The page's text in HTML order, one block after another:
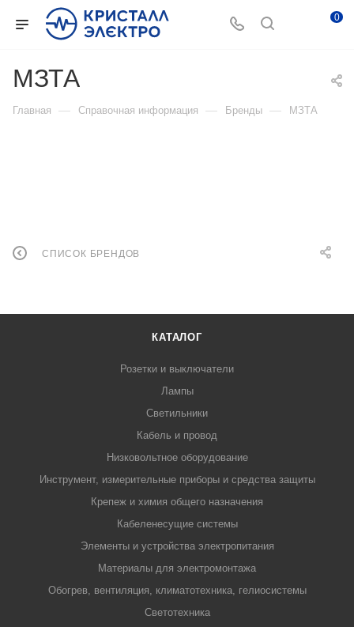
0
МЗТА
Главная — Справочная информация — Бренды — МЗТА
СПИСОК БРЕНДОВ
КАТАЛОГ
Розетки и выключатели
Лампы
Светильники
Кабель и провод
Низковольтное оборудование
Инструмент, измерительные приборы и средства защиты
Крепеж и химия общего назначения
Кабеленесущие системы
Элементы и устройства электропитания
Материалы для электромонтажа
Обогрев, вентиляция, климатотехника, гелиосистемы
Светотехника